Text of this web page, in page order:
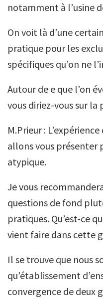
notamment à l’usine
On voit là d’une
pratique pour les
spécifiques qu’on ne
Autour de e que l’on
vous diriez-vous sur
M.Prieur :
allons vous présenter
atypique.
Je vous
questions de fond
pratiques. Qu’est-ce
vient faire dans cette
Il se trouve que nous
qu’établissement
convergence de deux